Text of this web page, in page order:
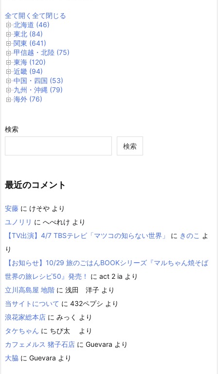
全て開く 全て閉じる
北海道 (46)
東北 (84)
関東 (641)
甲信越・北陸 (75)
東海 (120)
近畿 (94)
中国・四国 (53)
九州・沖縄 (79)
海外 (76)
検索
検索
最近のコメント
安藤 に けそや より
ユノリリ に へべれけ より
【TV出演】4/7 TBSテレビ「マツコの知らない世界」
に きのこ よ
り
【お知らせ】10/29 旅のごはんBOOKシリーズ『マルちゃん焼そば
世界の旅レシピ50』発売！
に act 2 ia より
立川高島屋 地階 に 浅田 洋子 より
当サイトについて に 432ペプシ より
浪花家総本店 に みっく
より
タケちゃん に ちび太
より
カフェメルス 猪子石店 に Guevara より
大脇 に Guevara より